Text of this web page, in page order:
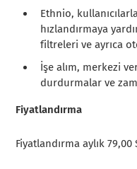
Ethnio,
hızlandırmaya
filtreleri ve ayrıca
İşe alım, merkezi
durdurmalar ve
Fiyatlandırma
Fiyatlandırma aylık 79,00